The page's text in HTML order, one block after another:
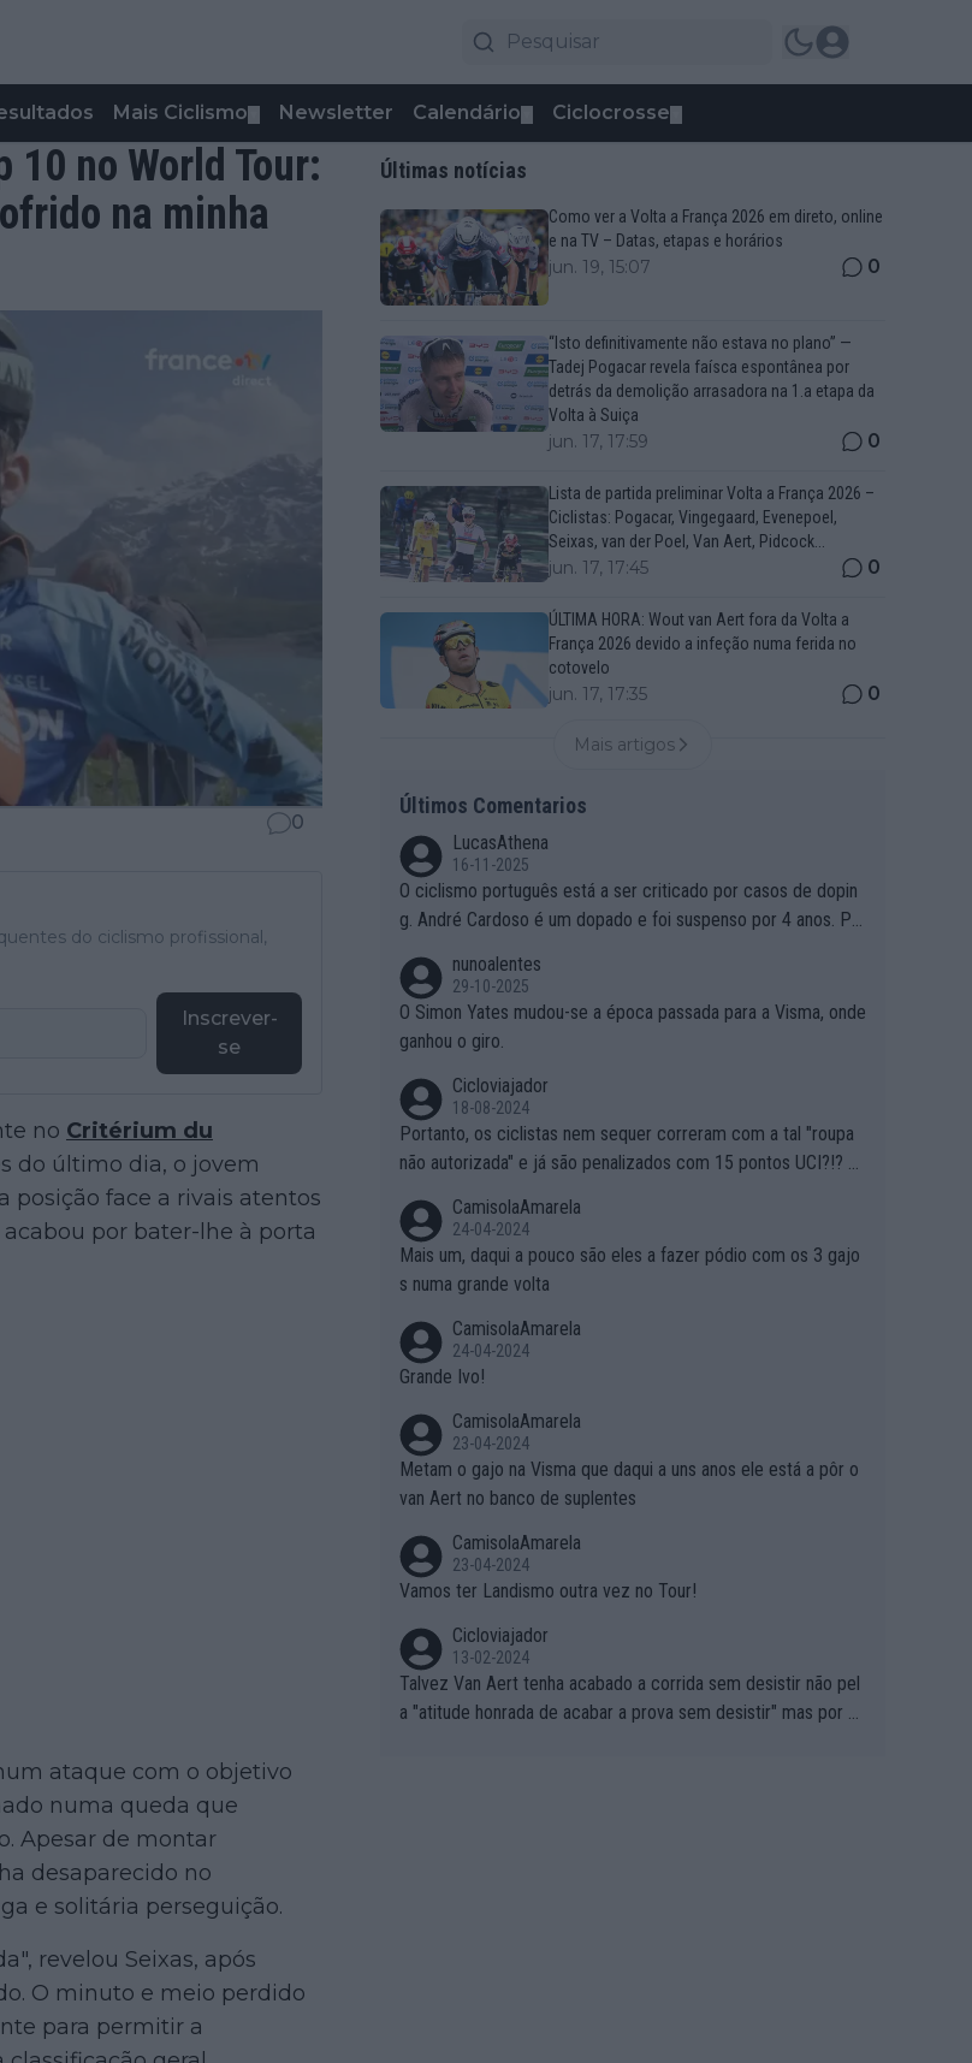
Mais Ciclismo Newsletter Calendário Ciclocrosse
10 no World Tour:
na minha
0
do ciclismo profissional,
Inscrever-
se
no Critérium du
do último dia, o jovem
posição face a rivais atentos
por bater-lhe à porta
ataque com o objetivo
numa queda que
Apesar de montar
desaparecido no
e solitária perseguição.
revelou Seixas, após
O minuto e meio perdido
para permitir a
Últimas notícias
Como ver a Volta a França 2026 em direto, online
e na TV – Datas, etapas e horários
jun. 19, 15:07 0
“Isto definitivamente não estava no plano” —
Tadej Pogacar revela faísca espontânea por
detrás da demolição arrasadora na 1.a etapa da
Volta à Suiça
jun. 17, 17:59 0
Lista de partida preliminar Volta a França 2026 –
Ciclistas: Pogacar, Vingegaard, Evenepoel,
Seixas, van der Poel, Van Aert, Pidcock...
jun. 17, 17:45 0
ÚLTIMA HORA: Wout van Aert fora da Volta a
França 2026 devido a infeção numa ferida no
cotovelo
jun. 17, 17:35 0
Mais artigos
Últimos Comentarios
LucasAthena
16-11-2025
O ciclismo português está a ser criticado por casos de dopin
g. André Cardoso é um dopado e foi suspenso por 4 anos. Po
pado?
nunoalentes
29-10-2025
O Simon Yates mudou-se a época passada para a Visma, onde
ganhou o giro.
Cicloviajador
18-08-2024
Portanto, os ciclistas nem sequer correram com a tal "roupa
não autorizada" e já são penalizados com 15 pontos UCI?!? S
entende... Mas penalizar os atletas retirando-lhes pontos??? Is
to é roubar na secretaria o que os atletas conquistam na estra
da!
CamisolaAmarela
24-04-2024
Mais um, daqui a pouco são eles a fazer pódio com os 3 gajo
s numa grande volta
CamisolaAmarela
24-04-2024
Grande Ivo!
CamisolaAmarela
23-04-2024
Metam o gajo na Visma que daqui a uns anos ele está a pôr o
van Aert no banco de suplentes
CamisolaAmarela
23-04-2024
Vamos ter Landismo outra vez no Tour!
Cicloviajador
13-02-2024
Talvez Van Aert tenha acabado a corrida sem desistir não pel
a "atitude honrada de acabar a prova sem desistir" mas por ou